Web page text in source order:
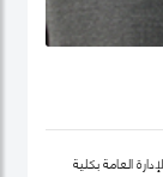
العامة بكلية